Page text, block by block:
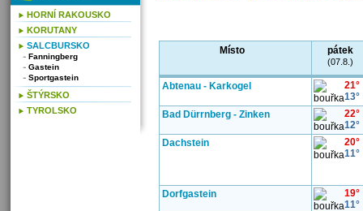
Místo pátek
(07.8.)
Abtenau - Karkogel
21°
13°
Bad Dürrnberg - Zinken
22°
12°
Dachstein
20°
11°
Dorfgastein
19°
11°
HORNÍ RAKOUSKO
KORUTANY
SALCBURSKO
Fanningberg
Gastein
Sportgastein
ŠTÝRSKO
TYROLSKO